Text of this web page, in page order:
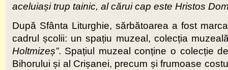
aceluiași trup tainic, al cărui cap este Hristos
După Sfânta Liturghie, sărbătoarea a fost
cadrul școlii: un spațiu muzeal, colecția
Holtmizeș”. Spațiul muzeal conține o colecție
Bihorului și al Crișanei, precum și frumoase